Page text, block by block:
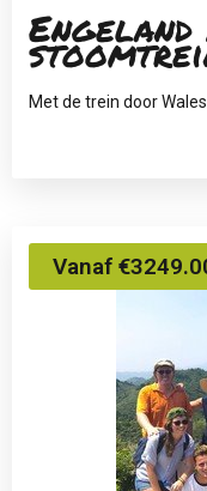
Engeland
Met de trein door Wales
Vanaf